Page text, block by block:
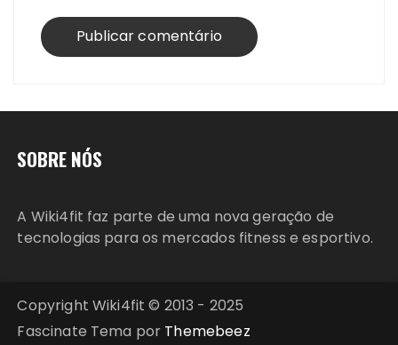
SOBRE NÓS
A Wiki4fit faz parte de uma nova geração de
tecnologias para os mercados fitness e esportivo.
Copyright Wiki4fit © 2013 - 2025
Fascinate Tema por Themebeez